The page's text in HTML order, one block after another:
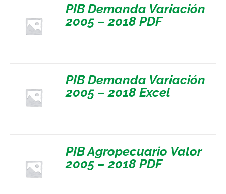
PIB Demanda Variación
2005 – 2018 PDF
PIB Demanda Variación
2005 – 2018 Excel
PIB Agropecuario Valor
2005 – 2018 PDF